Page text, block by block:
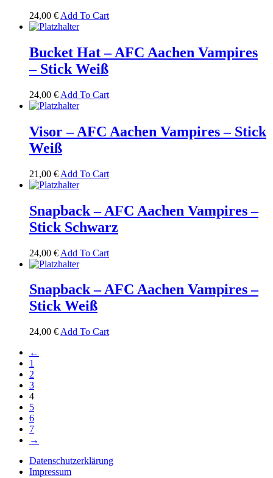
24,00 € Add To Cart
Bucket Hat – AFC Aachen Vampires
– Stick Weiß
24,00 € Add To Cart
Visor – AFC Aachen Vampires – Stick
Weiß
21,00 € Add To Cart
Snapback – AFC Aachen Vampires –
Stick Schwarz
24,00 € Add To Cart
Snapback – AFC Aachen Vampires –
Stick Weiß
24,00 € Add To Cart
←
1
2
3
4
5
6
7
→
Datenschutzerklärung
Impressum